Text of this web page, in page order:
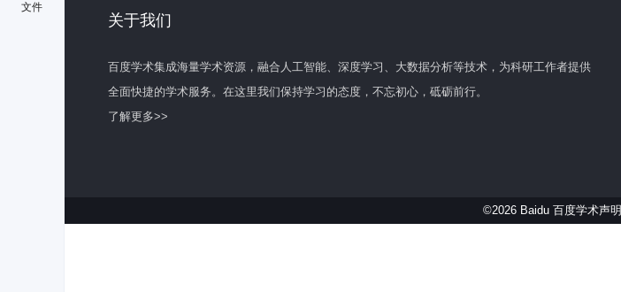
文件
关于我们
百度学术集成海量学术资源，融合人工智能、深度学习、大数据分析等技术，为科研工作者提供
全面快捷的学术服务。在这里我们保持学习的态度，不忘初心，砥砺前行。
了解更多>>
©2026 Baidu 百度学术声明